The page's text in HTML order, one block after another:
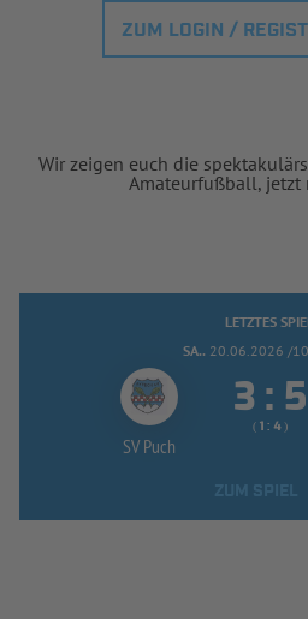
ZUM LOGIN /
Wir zeigen euch die
Amateurfußball, jetzt
LETZTES
SA.. 20.06.2026 /
SV Puch
 : 
(  :  )